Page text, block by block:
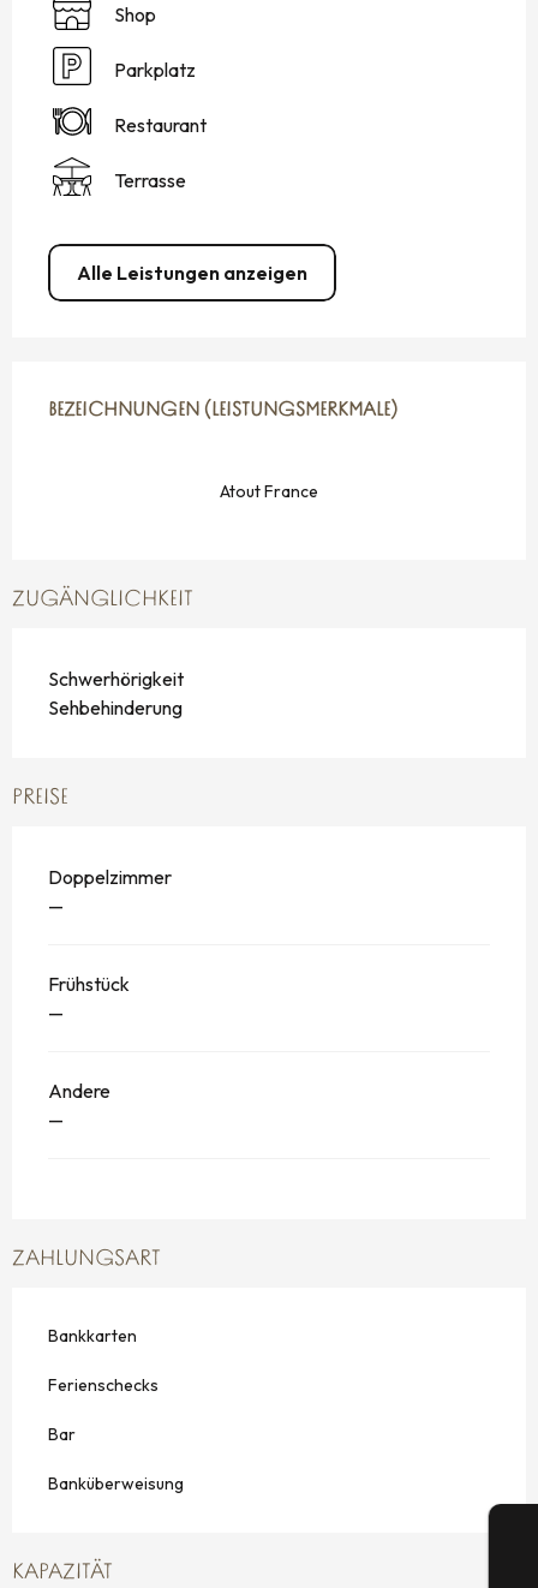
Shop
Parkplatz
Restaurant
Terrasse
Alle Leistungen anzeigen
BEZEICHNUNGEN (LEISTUNGSMERKMALE)
BEZEICHNUNGEN (LEISTUNGSMERKMALE)
Atout France
ZUGÄNGLICHKEIT
Schwerhörigkeit
Sehbehinderung
PREISE
Doppelzimmer
—
Frühstück
—
Andere
—
ZAHLUNGSART
Bankkarten
Ferienschecks
Bar
Banküberweisung
KAPAZITÄT